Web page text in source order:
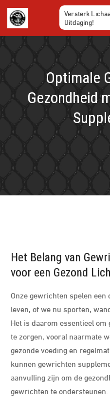
Ga
naar
de
inhoud
Versterk
Uitdaging!
Optimale
Gezondheid
Het Belang van
voor een Gezond
Onze gewrichten spelen
leven, of we nu sporten,
Het is daarom essentieel
te zorgen, vooral naarmate
gezonde voeding en
kunnen gewrichten
aanvulling zijn om de
gewrichten te ondersteunen.